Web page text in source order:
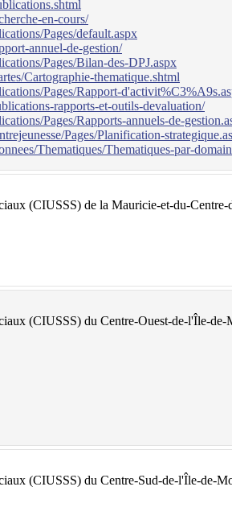
en-cours/
Pages/default.aspx
annuel-de-gestion/
Pages/Bilan-des-DPJ.aspx
Cartographie-thematique.shtml
Pages/Rapport-
rapports-et-outils-devaluation/
Pages/Rapports-annuels-de-
Pages/Planification-
Thematiques/Thematiques-par-
(CIUSSS) de la Mauricie-et-du-Centre-
(CIUSSS) du Centre-Ouest-de-l'Île-de-
(CIUSSS) du Centre-Sud-de-l'Île-de-